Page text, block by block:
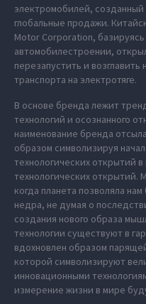
электромобилей, созданный
глобальные продажи.
Motor Corporation,
автомобилестроении,
перезапустить и
транспорта на электротяге.
В основе бренда лежит
технологий и осознанного
наименование бренда
образом символизируя
технологических открытий
технологических
когда планета позволяла
недра, не думая о
создания нового образа
технологии существуют в
вдохновлен образом
которой символизируют
инновационными
измерение жизни в мире